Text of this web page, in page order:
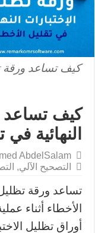
كيف تساعد ورقة
كيف تساعد
النهائية
AbdelSalam
التصحيح الآلي,
تساعد ورقة تظليل
الأخطاء أثناء
أوراق تظليل